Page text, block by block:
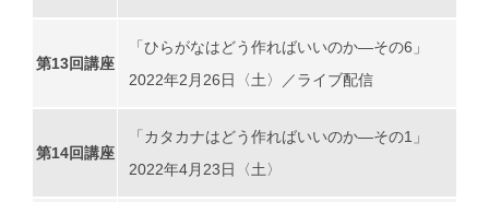
第13回講座
「ひらがなはどう作ればいいのか―その6」
2022年2月26日〈土〉／ライブ配信
第14回講座
「カタカナはどう作ればいいのか―その1」
2022年4月23日〈土〉